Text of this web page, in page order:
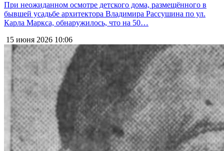
При неожиданном осмотре детского дома, размещённого в
бывшей усадьбе архитектора Владимира Рассушина по ул.
Карла Маркса, обнаружилось, что на 50…
15 июня 2026 10:06